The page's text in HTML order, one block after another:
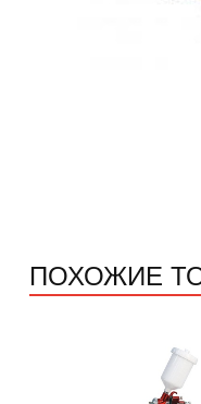
ПОХОЖИЕ